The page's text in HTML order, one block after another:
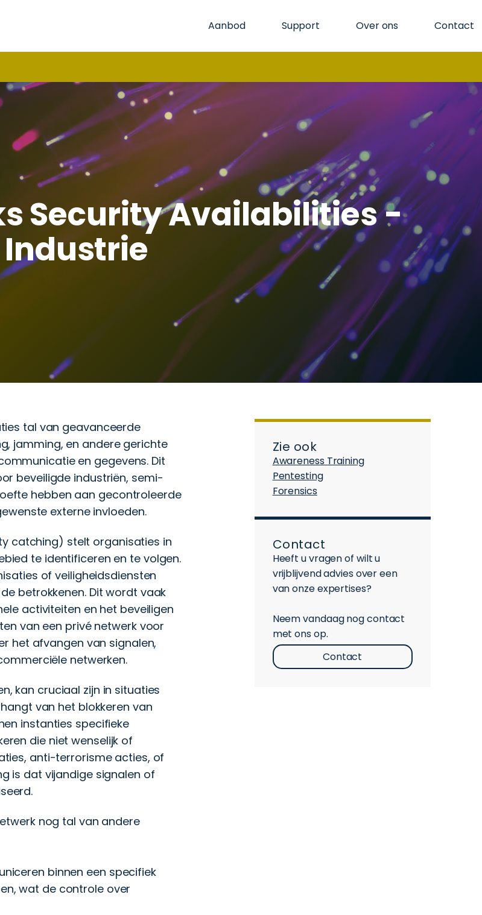
Aanbod
Support Over ons Contact
Security Availabilities -
Industrie
tal van geavanceerde
jamming, en andere gerichte
en gegevens. Dit
beveiligde industriën, semi-
hebben aan gecontroleerde
externe invloeden.
catching) stelt organisaties in
te identificeren en te volgen.
of veiligheidsdiensten
betrokkenen. Dit wordt vaak
activiteiten en het beveiligen
van een privé netwerk voor
het afvangen van signalen,
netwerken.
kan cruciaal zijn in situaties
van het blokkeren van
instanties specifieke
die niet wenselijk of
anti-terrorisme acties, of
is dat vijandige signalen of
nog tal van andere
binnen een specifiek
wat de controle over
Zie ook
Awareness Training
Pentesting
Forensics
Contact
Heeft u vragen of wilt u
vrijblijvend advies over een
van onze expertises?
Neem vandaag nog contact
met ons op.
Contact